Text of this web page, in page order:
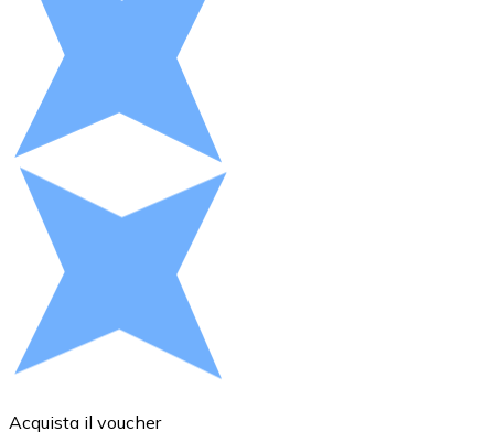
Vedi tutto
Acquista criptovalute in contanti e altri mezzi di
Acquista con contanti
Bonifico SEPA
Aggiungi fondi al tuo conto Bitnovo o fai acquisti
Acquista con bonifico bancario
Carta di credito / debito
Usa le carte Visa e Mastercard per acquistare
Acquista con carta
Acquista il voucher